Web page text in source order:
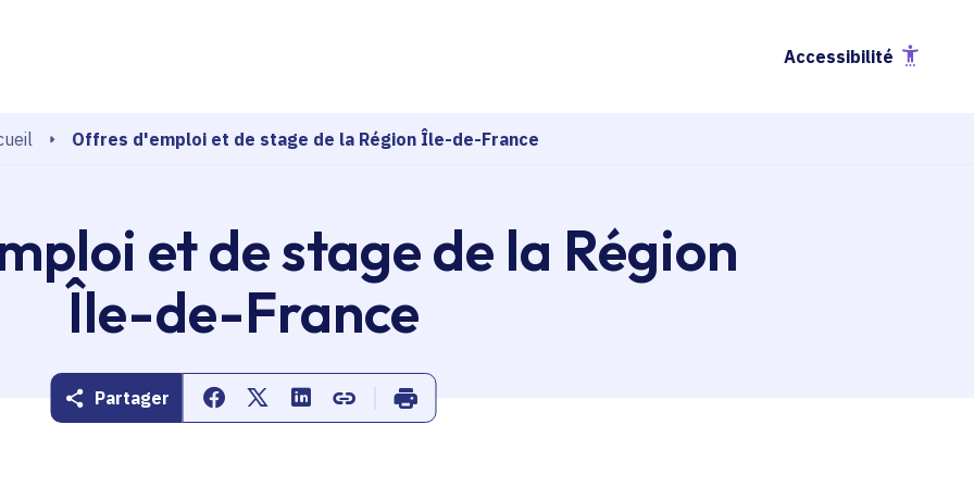
Accessibilité
Offres d'emploi et de stage de la Région Île-de-France
et de stage de la Région
Île-de-France
Partager Partager sur Facebook
Partager sur Twitter
Partager sur Linkedin
Copier dans le presse-papier
Imprimer